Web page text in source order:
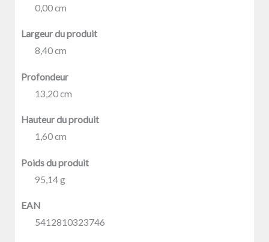
0,00 cm
Largeur du produit
8,40 cm
Profondeur
13,20 cm
Hauteur du produit
1,60 cm
Poids du produit
95,14 g
EAN
5412810323746